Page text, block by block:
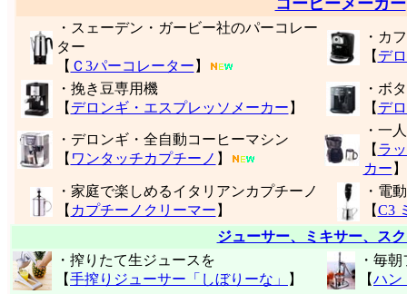
コーヒーメーカー
・スェーデン・ガービー社のパーコレー
ター
【 Ｃ3パーコレーター 】
・カ
【 デ
・挽き豆専用機
【 デロンギ・エスプレッソメーカー 】
・ボ
【 デ
・デロンギ・全自動コーヒーマシン
【 ワンタッチカプチーノ 】
・一
【 ラ
カー 】
・家庭で楽しめるイタリアンカプチーノ
【 カプチーノクリーマー 】
・電
【C3
ジューサー、ミキサー、ス
・搾りたて生ジュースを
【手搾りジューサー「しぼりーな」 】
・毎
【ハン